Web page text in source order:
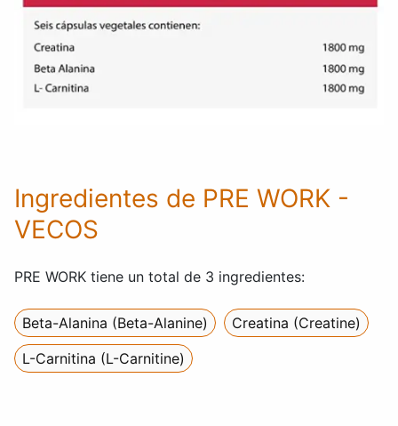
Ingredientes de PRE WORK -
VECOS
PRE WORK tiene un total de 3 ingredientes:
Beta-Alanina (Beta-Alanine)
Creatina (Creatine)
L-Carnitina (L-Carnitine)